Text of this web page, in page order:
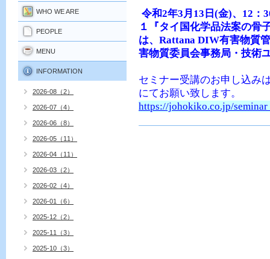
令和2年3月 13 日 (金)、 12 ：
１『タイ国化学品法案の骨
は、 Rattana DIW有害物質
害物質委員会事務局・技術
セミナー受講のお申し込み
にてお願い致します。
https://johokiko.co.jp/
WHO WE ARE
PEOPLE
MENU
INFORMATION
2026-08（2）
2026-07（4）
2026-06（8）
2026-05（11）
2026-04（11）
2026-03（2）
2026-02（4）
2026-01（6）
2025-12（2）
2025-11（3）
2025-10（3）